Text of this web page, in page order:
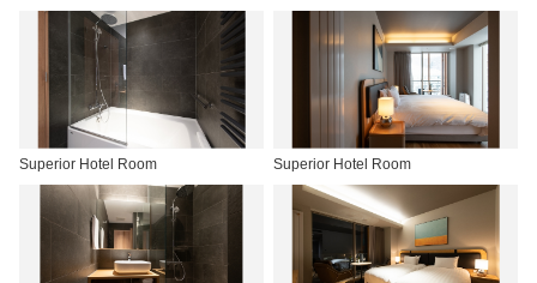
Superior Hotel Room Superior Hotel Room